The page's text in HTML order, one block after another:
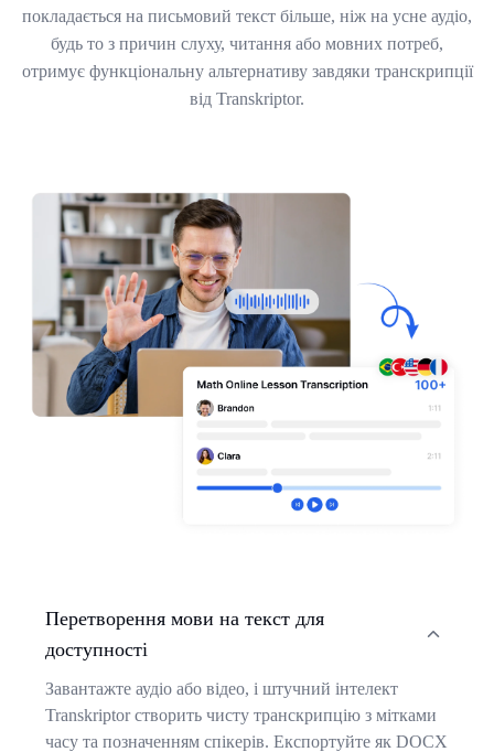
покладається на письмовий текст більше, ніж на усне аудіо,
будь то з причин слуху, читання або мовних потреб,
отримує функціональну альтернативу завдяки транскрипції
від Transkriptor.
Перетворення мови на текст для
доступності
Завантажте аудіо або відео, і штучний інтелект
Transkriptor створить чисту транскрипцію з мітками
часу та позначенням спікерів. Експортуйте як DOCX